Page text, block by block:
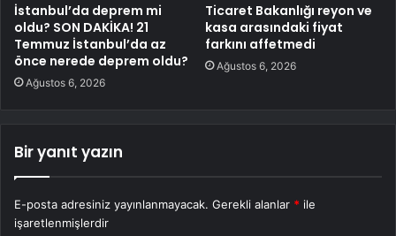
İstanbul’da deprem mi
oldu? SON DAKİKA! 21
Temmuz İstanbul’da az
önce nerede deprem oldu?
Ağustos 6, 2026
Ticaret Bakanlığı reyon ve
kasa arasındaki fiyat
farkını affetmedi
Ağustos 6, 2026
Bir yanıt yazın
E-posta adresiniz yayınlanmayacak. Gerekli alanlar * ile
işaretlenmişlerdir